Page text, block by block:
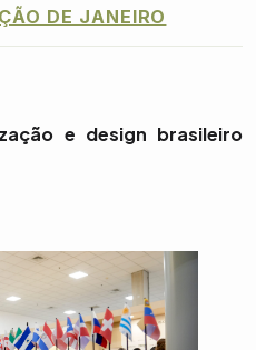
DE JANEIRO
e design brasileiro